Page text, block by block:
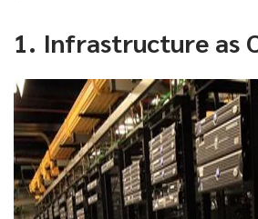
1. Infrastructure as